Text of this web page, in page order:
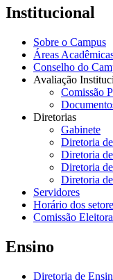
Institucional
Sobre o Campus
Áreas
Conselho do
Avaliação
Comissão
Diretorias
Gabinete
Diretoria
Diretoria
Diretoria
Diretoria
Servidores
Horário dos
Comissão
Ensino
Diretoria de